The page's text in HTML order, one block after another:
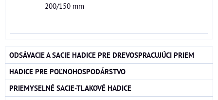
200/150 mm
ODSÁVACIE A SACIE HADICE PRE DREVOSPRACUJÚCI PRIEM
HADICE PRE POĽNOHOSPODÁRSTVO
PRIEMYSELNÉ SACIE-TLAKOVÉ HADICE